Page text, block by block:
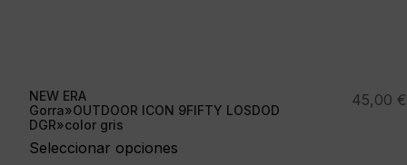
NEW ERA
Gorra»OUTDOOR ICON 9FIFTY LOSDOD
DGR»color gris
Seleccionar opciones
45,00 €